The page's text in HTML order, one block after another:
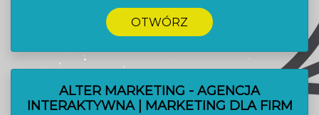
OTWÓRZ
ALTER MARKETING - AGENCJA
INTERAKTYWNA | MARKETING DLA FIRM